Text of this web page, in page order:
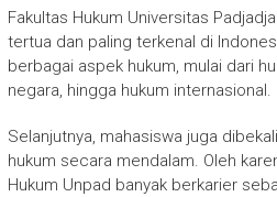
Fakultas Hukum Universitas
tertua dan paling terkenal di
berbagai aspek hukum, mulai dari
negara, hingga hukum internasional.
Selanjutnya, mahasiswa juga
hukum secara mendalam. Oleh
Hukum Unpad banyak berkarier